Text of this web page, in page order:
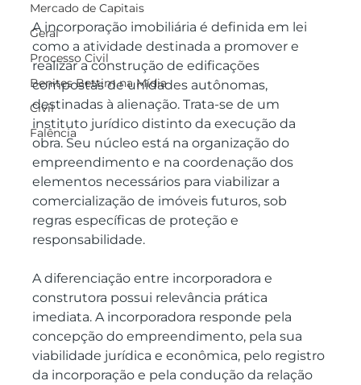
Mercado de Capitais
Geral
Processo Civil
Benites Bettim na Mídia
Civil
Falência
A incorporação imobiliária é definida em lei
como a atividade destinada a promover e
realizar a construção de edificações
compostas de unidades autônomas,
destinadas à alienação. Trata-se de um
instituto jurídico distinto da execução da
obra. Seu núcleo está na organização do
empreendimento e na coordenação dos
elementos necessários para viabilizar a
comercialização de imóveis futuros, sob
regras específicas de proteção e
responsabilidade.
A diferenciação entre incorporadora e
construtora possui relevância prática
imediata. A incorporadora responde pela
concepção do empreendimento, pela sua
viabilidade jurídica e econômica, pelo registro
da incorporação e pela condução da relação